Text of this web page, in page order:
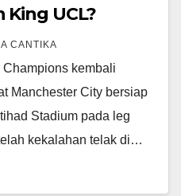
UCL?
CANTIKA
Champions kembali
Manchester City bersiap
Stadium pada leg
kekalahan telak di…